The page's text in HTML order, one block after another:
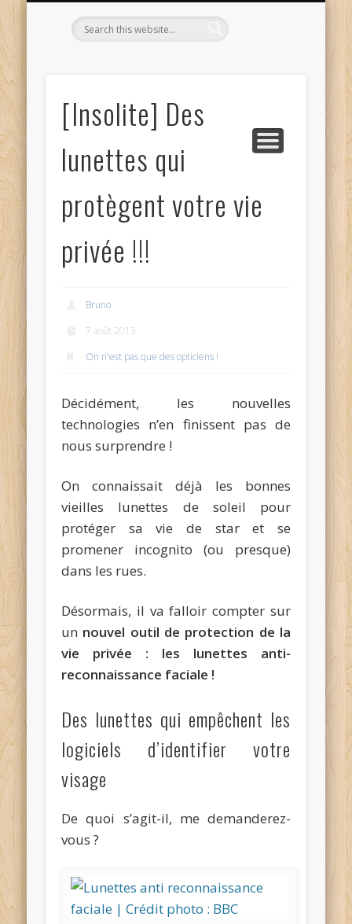
[Insolite] Des
lunettes qui
protègent votre vie
privée !!!
Bruno
7 août 2013
On n'est pas que des opticiens !
Décidément, les nouvelles
technologies n’en finissent pas de
nous surprendre !
On connaissait déjà les bonnes
vieilles lunettes de soleil pour
protéger sa vie de star et se
promener incognito (ou presque)
dans les rues.
Désormais, il va falloir compter sur
un nouvel outil de protection de la
vie privée : les lunettes anti-
reconnaissance faciale !
Des lunettes qui empêchent les
logiciels d’identifier votre
visage
De quoi s’agit-il, me demanderez-
vous ?